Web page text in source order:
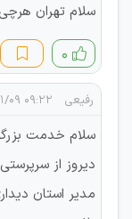
سلام تهران
۰
رفیعی ۰۹:۲۲ ۱۴۰۵/۰۱/۰۹
سلام خدمت
دیروز از
مدیر استان